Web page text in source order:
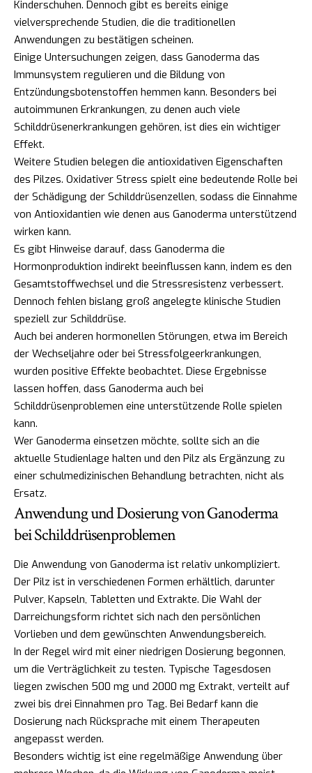
Kinderschuhen. Dennoch gibt es bereits einige
vielversprechende Studien, die die traditionellen
Anwendungen zu bestätigen scheinen.
Einige Untersuchungen zeigen, dass Ganoderma das
Immunsystem regulieren und die Bildung von
Entzündungsbotenstoffen hemmen kann. Besonders bei
autoimmunen Erkrankungen, zu denen auch viele
Schilddrüsenerkrankungen gehören, ist dies ein wichtiger
Effekt.
Weitere Studien belegen die antioxidativen Eigenschaften
des Pilzes. Oxidativer Stress spielt eine bedeutende Rolle bei
der Schädigung der Schilddrüsenzellen, sodass die Einnahme
von Antioxidantien wie denen aus Ganoderma unterstützend
wirken kann.
Es gibt Hinweise darauf, dass Ganoderma die
Hormonproduktion indirekt beeinflussen kann, indem es den
Gesamtstoffwechsel und die Stressresistenz verbessert.
Dennoch fehlen bislang groß angelegte klinische Studien
speziell zur Schilddrüse.
Auch bei anderen hormonellen Störungen, etwa im Bereich
der Wechseljahre oder bei Stressfolgeerkrankungen,
wurden positive Effekte beobachtet. Diese Ergebnisse
lassen hoffen, dass Ganoderma auch bei
Schilddrüsenproblemen eine unterstützende Rolle spielen
kann.
Wer Ganoderma einsetzen möchte, sollte sich an die
aktuelle Studienlage halten und den Pilz als Ergänzung zu
einer schulmedizinischen Behandlung betrachten, nicht als
Ersatz.
Anwendung und Dosierung von Ganoderma
bei Schilddrüsenproblemen
Die Anwendung von Ganoderma ist relativ unkompliziert.
Der Pilz ist in verschiedenen Formen erhältlich, darunter
Pulver, Kapseln, Tabletten und Extrakte. Die Wahl der
Darreichungsform richtet sich nach den persönlichen
Vorlieben und dem gewünschten Anwendungsbereich.
In der Regel wird mit einer niedrigen Dosierung begonnen,
um die Verträglichkeit zu testen. Typische Tagesdosen
liegen zwischen 500 mg und 2000 mg Extrakt, verteilt auf
zwei bis drei Einnahmen pro Tag. Bei Bedarf kann die
Dosierung nach Rücksprache mit einem Therapeuten
angepasst werden.
Besonders wichtig ist eine regelmäßige Anwendung über